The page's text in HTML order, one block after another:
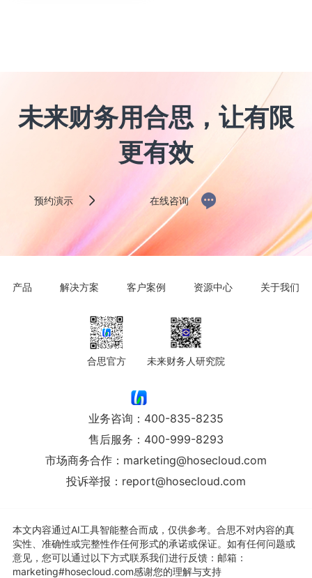
未来财务用合思，让有限
更有效
预约演示 在线咨询
产品 解决方案 客户案例 资源中心 关于我们
合思官方 未来财务人研究院
业务咨询： 400-835-8235
售后服务： 400-999-8293
市场商务合作： marketing@hosecloud.com
投诉举报： report@hosecloud.com
本文内容通过AI工具智能整合而成，仅供参考。合思不对内容的真
实性、准确性或完整性作任何形式的承诺或保证。如有任何问题或
意见，您可以通过以下方式联系我们进行反馈：邮箱：
marketing#hosecloud.com感谢您的理解与支持